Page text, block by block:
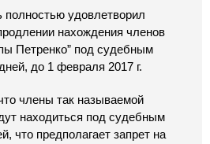
удовлетворил
нахождения членов
Петренко” под судебным
до 1 февраля 2017 г.
члены так называемой
находиться под судебным
что предполагает запрет на